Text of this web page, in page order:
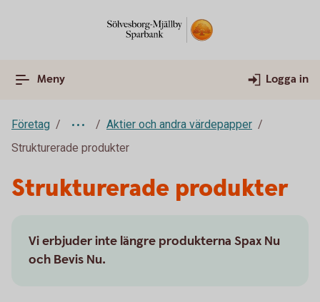
Meny Logga in
Företag
Aktier och andra värdepapper
Strukturerade produkter
Strukturerade produkter
Vi erbjuder inte längre produkterna Spax Nu
och Bevis Nu.